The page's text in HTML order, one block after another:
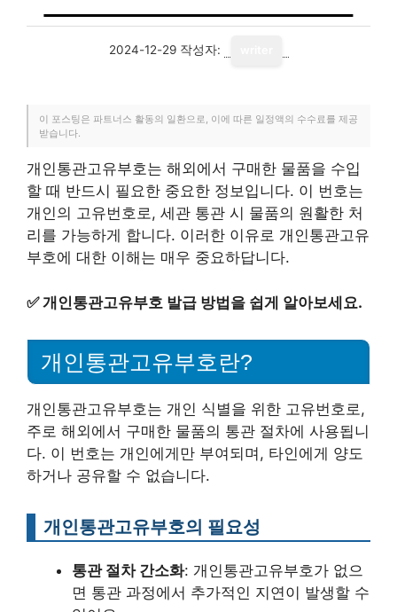
2024-12-29 작성자:
이 포스팅은 파트너스 활동의 일환으로, 이에 따른 일정액의 수수료를 제공
받습니다.
개인통관고유부호는 해외에서 구매한 물품을 수입
할 때 반드시 필요한 중요한 정보입니다. 이 번호는
개인의 고유번호로, 세관 통관 시 물품의 원활한 처
리를 가능하게 합니다. 이러한 이유로 개인통관고유
부호에 대한 이해는 매우 중요하답니다.
✅개인통관고유부호 발급 방법을 쉽게 알아보세요.
개인통관고유부호란?
개인통관고유부호는 개인 식별을 위한 고유번호로,
주로 해외에서 구매한 물품의 통관 절차에 사용됩니
다. 이 번호는 개인에게만 부여되며, 타인에게 양도
하거나 공유할 수 없습니다.
개인통관고유부호의 필요성
통관 절차 간소화: 개인통관고유부호가 없으
면 통관 과정에서 추가적인 지연이 발생할 수